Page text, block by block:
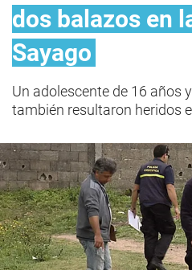
dos balazos en
Sayago
Un adolescente de 16 años
también resultaron heridos